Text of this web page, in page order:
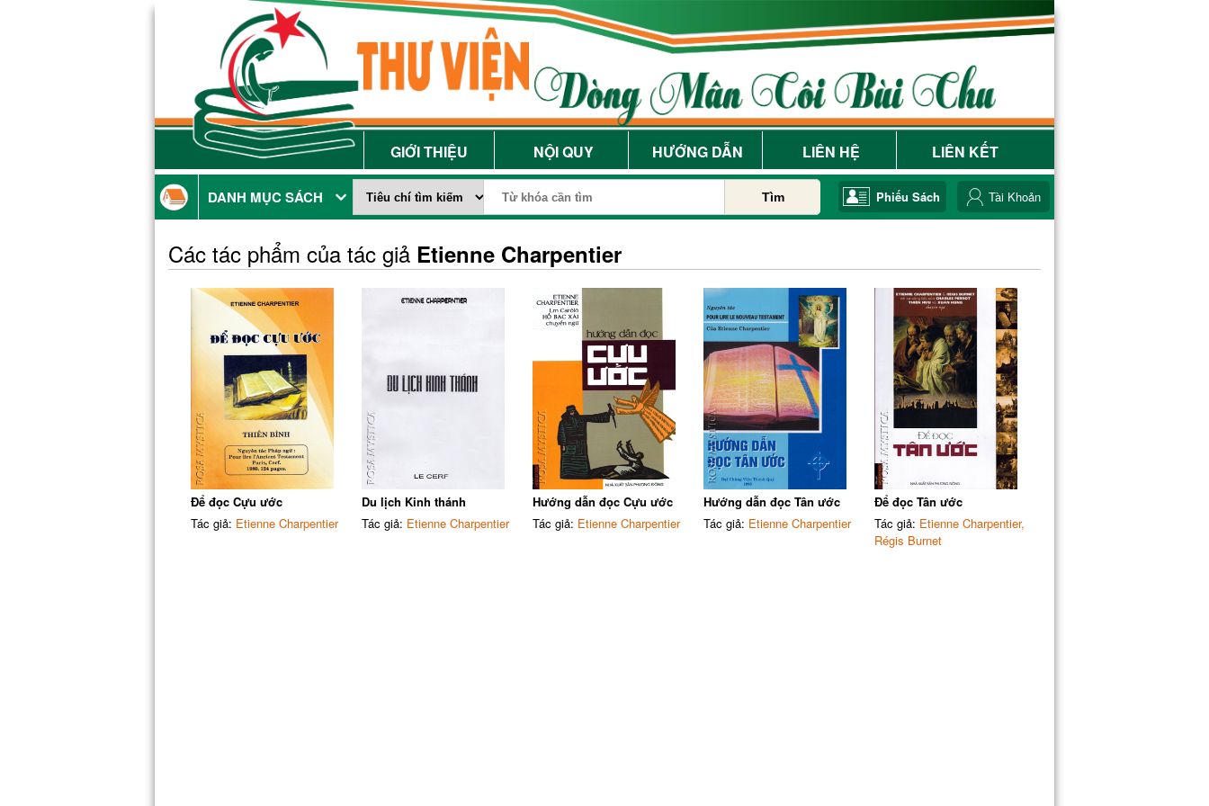
GIỚI THIỆU NỘI QUY HƯỚNG DẪN LIÊN HỆ LIÊN KẾT
DANH MỤC SÁCH Tìm Phiếu Sách Tài Khoản
Các tác phẩm của tác giả Etienne Charpentier
Để đọc Cựu ước
Tác giả: Etienne Charpentier
Du lịch Kinh thánh
Tác giả: Etienne Charpentier
Hướng dẫn đọc Cựu ước
Tác giả: Etienne Charpentier
Hướng dẫn đọc Tân ước
Tác giả: Etienne Charpentier
Để đọc Tân ước
Tác giả: Etienne Charpentier,
Régis Burnet